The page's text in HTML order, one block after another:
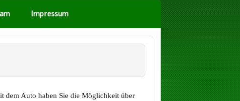
Impressum
dem Auto haben Sie die Möglichkeit über